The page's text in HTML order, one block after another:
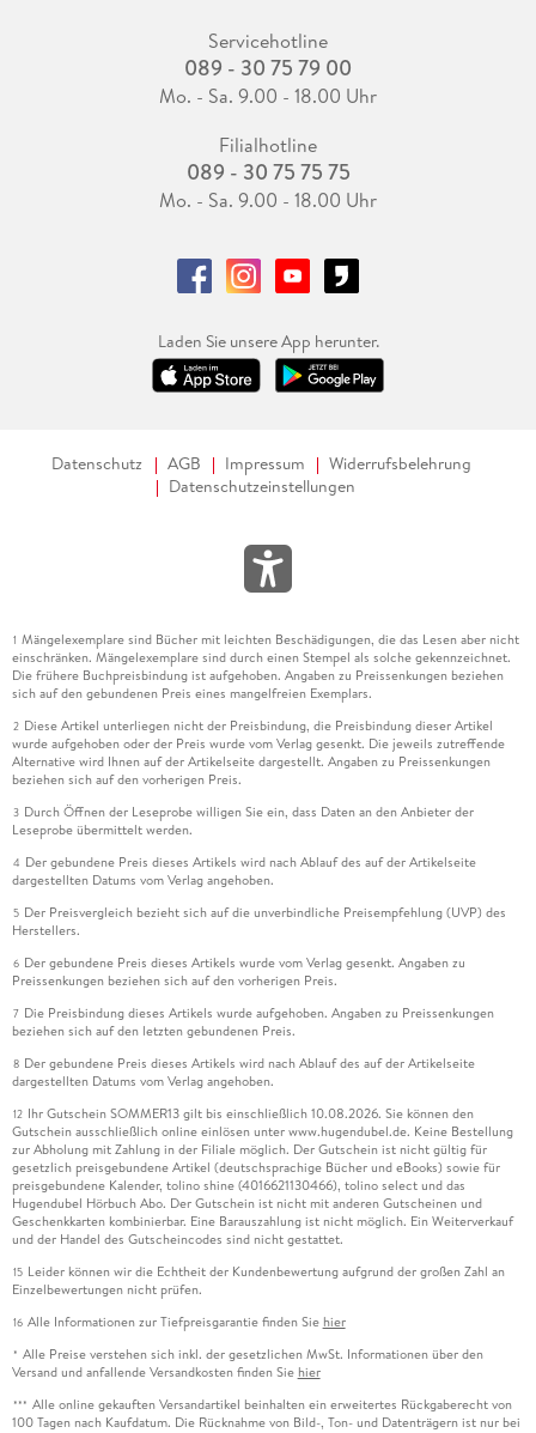
Servicehotline
089 - 30 75 79 00
Mo. - Sa. 9.00 - 18.00 Uhr
Filialhotline
089 - 30 75 75 75
Mo. - Sa. 9.00 - 18.00 Uhr
Laden Sie unsere App herunter.
Datenschutz AGB Impressum
Widerrufsbelehrung
Datenschutzeinstellungen
1 Mängelexemplare sind Bücher mit leichten Beschädigungen, die das Lesen aber nicht
einschränken. Mängelexemplare sind durch einen Stempel als solche gekennzeichnet.
Die frühere Buchpreisbindung ist aufgehoben. Angaben zu Preissenkungen beziehen
sich auf den gebundenen Preis eines mangelfreien Exemplars.
2 Diese Artikel unterliegen nicht der Preisbindung, die Preisbindung dieser Artikel
wurde aufgehoben oder der Preis wurde vom Verlag gesenkt. Die jeweils zutreffende
Alternative wird Ihnen auf der Artikelseite dargestellt. Angaben zu Preissenkungen
beziehen sich auf den vorherigen Preis.
3 Durch Öffnen der Leseprobe willigen Sie ein, dass Daten an den Anbieter der
Leseprobe übermittelt werden.
4 Der gebundene Preis dieses Artikels wird nach Ablauf des auf der Artikelseite
dargestellten Datums vom Verlag angehoben.
5 Der Preisvergleich bezieht sich auf die unverbindliche Preisempfehlung (UVP) des
Herstellers.
6 Der gebundene Preis dieses Artikels wurde vom Verlag gesenkt. Angaben zu
Preissenkungen beziehen sich auf den vorherigen Preis.
7 Die Preisbindung dieses Artikels wurde aufgehoben. Angaben zu Preissenkungen
beziehen sich auf den letzten gebundenen Preis.
8 Der gebundene Preis dieses Artikels wird nach Ablauf des auf der Artikelseite
dargestellten Datums vom Verlag angehoben.
12 Ihr Gutschein SOMMER13 gilt bis einschließlich 10.08.2026. Sie können den
Gutschein ausschließlich online einlösen unter www.hugendubel.de. Keine Bestellung
zur Abholung mit Zahlung in der Filiale möglich. Der Gutschein ist nicht gültig für
gesetzlich preisgebundene Artikel (deutschsprachige Bücher und eBooks) sowie für
preisgebundene Kalender, tolino shine (4016621130466), tolino select und das
Hugendubel Hörbuch Abo. Der Gutschein ist nicht mit anderen Gutscheinen und
Geschenkkarten kombinierbar. Eine Barauszahlung ist nicht möglich. Ein Weiterverkauf
und der Handel des Gutscheincodes sind nicht gestattet.
15 Leider können wir die Echtheit der Kundenbewertung aufgrund der großen Zahl an
Einzelbewertungen nicht prüfen.
16 Alle Informationen zur Tiefpreisgarantie finden Sie hier
* Alle Preise verstehen sich inkl. der gesetzlichen MwSt. Informationen über den
Versand und anfallende Versandkosten finden Sie hier
*** Alle online gekauften Versandartikel beinhalten ein erweitertes Rückgaberecht von
100 Tagen nach Kaufdatum. Die Rücknahme von Bild-, Ton- und Datenträgern ist nur bei